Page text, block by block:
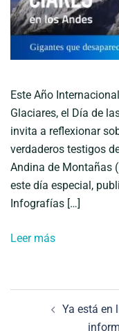
Este Año
Glaciares, el Día de
invita a reflexionar
verdaderos testigos
Andina de Montañas
este día especial,
Infografías […]
Leer más
Ya está en